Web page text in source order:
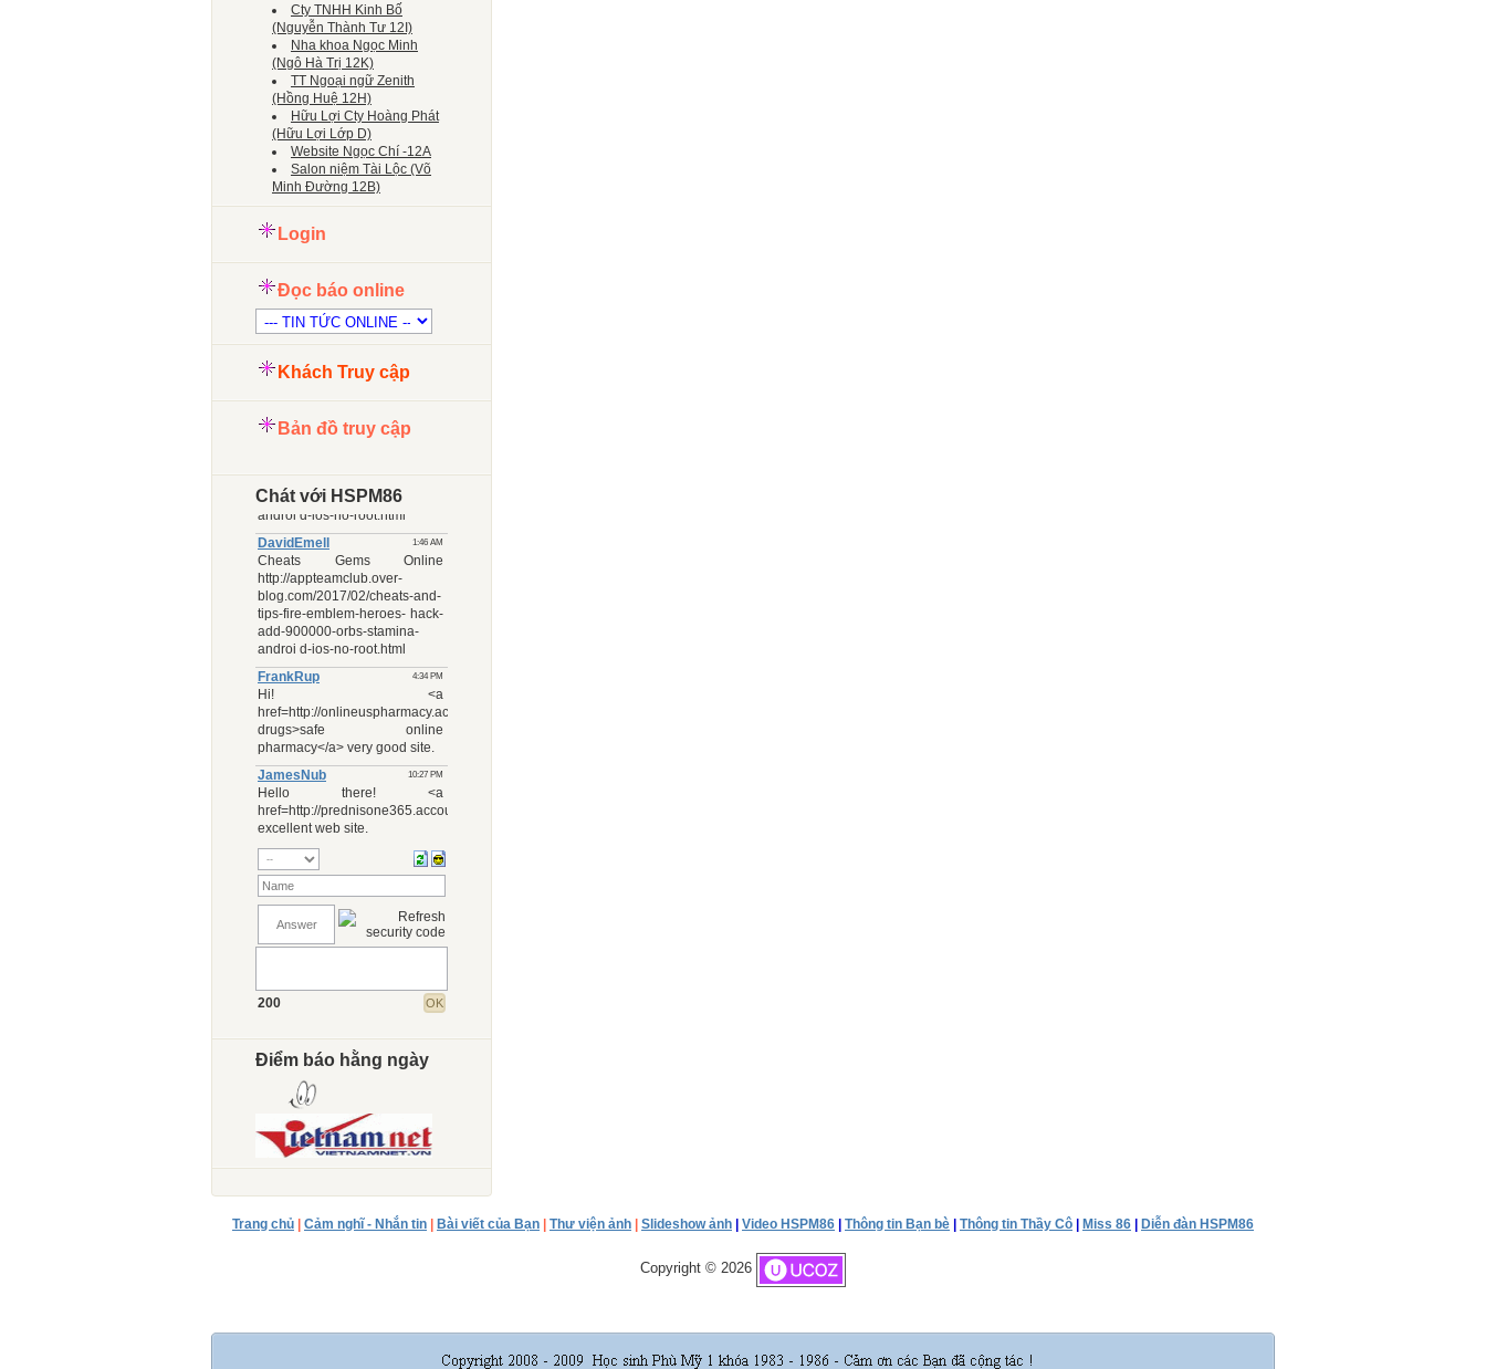
Cty TNHH Kinh Bố
(Nguyễn Thành Tư 12I)
Nha khoa Ngọc Minh
(Ngô Hà Trị 12K)
TT Ngoại ngữ Zenith
(Hồng Huệ 12H)
Hữu Lợi Cty Hoàng Phát
(Hữu Lợi Lớp D)
Website Ngọc Chí -12A
Salon niệm Tài Lộc (Võ
Minh Đường 12B)
Login
Đọc báo online
Khách Truy cập
Bản đồ truy cập
Chát với HSPM86
200
Điểm báo hằng ngày
Trang chủ Cảm nghĩ - Nhắn tin Bài viết của Bạn Thư viện ảnh Slideshow ảnh Video HSPM86 Thông tin Bạn bè Thông tin Thầy Cô Miss 86 Diễn đàn HSPM86
Copyright © 2026